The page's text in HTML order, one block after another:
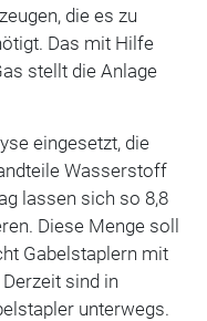
die es zu
Das mit Hilfe
stellt die Anlage
eingesetzt, die
Wasserstoff
lassen sich so 8,8
Diese Menge soll
Gabelstaplern mit
sind in
unterwegs.